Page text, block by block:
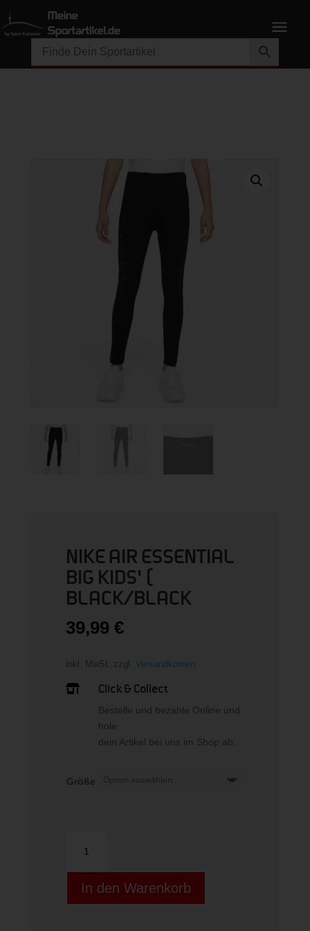
NIKE AIR ESSENTIAL
BIG KIDS' (
BLACK/BLACK
39,99 €
inkl. MwSt. zzgl. Versandkosten
 Click & Collect
Bestelle und bezahle Online und
hole
dein Artikel bei uns im Shop ab.
Größe
ESSENTIAL
KIDS'
In den Warenkorb